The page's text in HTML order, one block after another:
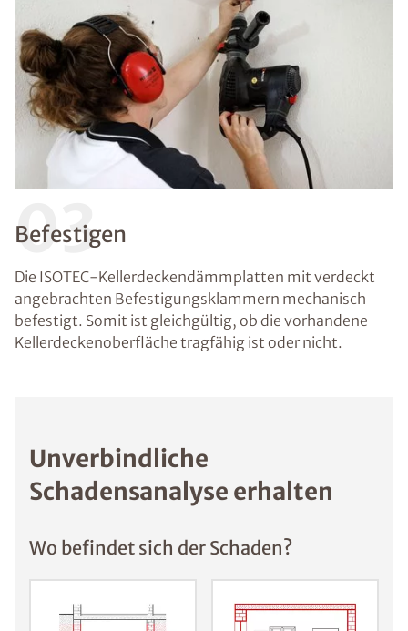
03
Befestigen
Die ISOTEC-Kellerdeckendämmplatten mit verdeckt
angebrachten Befestigungsklammern mechanisch
befestigt. Somit ist gleichgültig, ob die vorhandene
Kellerdeckenoberfläche tragfähig ist oder nicht.
Unverbindliche
Schadensanalyse erhalten
Wo befindet sich der Schaden?